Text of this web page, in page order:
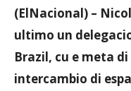
(ElNacional) –
ultimo un
Brazil, cu e meta
intercambio di